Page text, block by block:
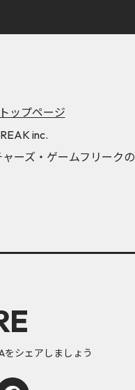
ップページ
inc.
ーズ・ゲームフリークの
をシェアしましょう